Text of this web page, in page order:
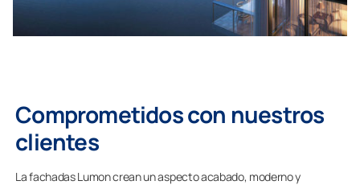
Comprometidos con nuestros
clientes
La fachadas Lumon crean un aspecto acabado, moderno y